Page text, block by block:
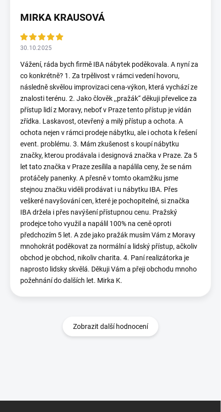
MIRKA KRAUSOVÁ
30.10.2025
Vážení, ráda bych firmě IBA nábytek poděkovala. A nyní za
co konkrétně? 1. Za trpělivost v rámci vedení hovoru,
následně skvělou improvizaci cena-výkon, která vychází ze
znalosti terénu. 2. Jako člověk ,,pražák“ děkuji převelice za
přístup lidí z Moravy, neboť v Praze tento přístup je vídán
zřídka. Laskavost, otevřený a milý přístup a ochota. A
ochota nejen v rámci prodeje nábytku, ale i ochota k řešení
event. problému. 3. Mám zkušenost s koupí nábytku
značky, kterou prodávala i designová značka v Praze. Za 5
let tato značka v Praze zesílila a napálila ceny, že se nám
protáčely panenky. A přesně v tomto okamžiku jsme
stejnou značku viděli prodávat i u nábytku IBA. Přes
veškeré navyšování cen, které je pochopitelné, si značka
IBA držela i přes navýšení přístupnou cenu. Pražský
prodejce toho využil a napálil 100% na ceně oproti
předchozím 5 let. A zde jako pražák musím Vám z Moravy
mnohokrát poděkovat za normální a lidský přístup, ačkoliv
obchod je obchod, nikoliv charita. 4. Paní realizátorka je
naprosto lidsky skvělá. Děkuji Vám a přeji obchodu mnoho
požehnání do dalších let. Mirka K.
Zobrazit další hodnocení